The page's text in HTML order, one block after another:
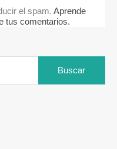
el spam. Aprende
tus comentarios.